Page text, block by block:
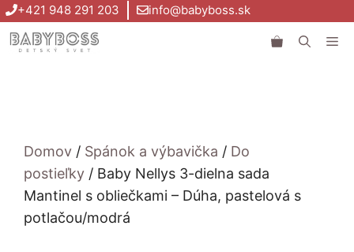
Preskočiť
na
obsah
+421 948 291 203 info@babyboss.sk
Domov / Spánok a výbavička / Do
postieľky / Baby Nellys 3-dielna sada
Mantinel s obliečkami – Dúha, pastelová s
potlačou/modrá